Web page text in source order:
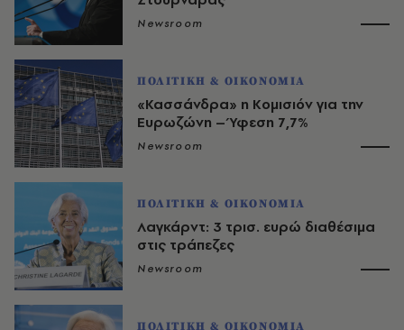
Newsroom
ΠΟΛΙΤΙΚΗ & ΟΙΚΟΝΟΜΙΑ
«Κασσάνδρα» η Κομισιόν για την
Ευρωζώνη – Ύφεση 7,7%
Newsroom
ΠΟΛΙΤΙΚΗ & ΟΙΚΟΝΟΜΙΑ
Λαγκάρντ: 3 τρισ. ευρώ διαθέσιμα
στις τράπεζες
Newsroom
ΠΟΛΙΤΙΚΗ & ΟΙΚΟΝΟΜΙΑ